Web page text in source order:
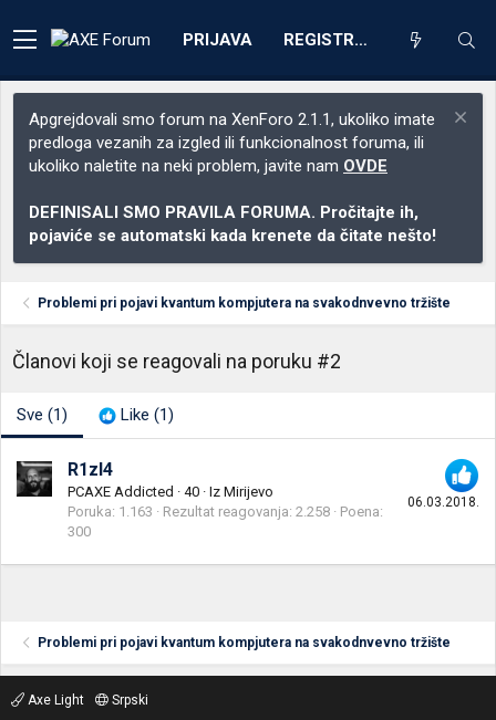
PRIJAVA REGISTRACIJA
Apgrejdovali smo forum na XenForo 2.1.1, ukoliko imate
predloga vezanih za izgled ili funkcionalnost foruma, ili
ukoliko naletite na neki problem, javite nam OVDE
DEFINISALI SMO PRAVILA FORUMA. Pročitajte ih,
pojaviće se automatski kada krenete da čitate nešto!
Problemi pri pojavi kvantum kompjutera na svakodnvevno tržište
Članovi koji se reagovali na poruku #2
Sve (1) Like (1)
06.03.2018.
R1zl4
PCAXE Addicted · 40 · Iz Mirijevo
Poruka 1.163 Rezultat reagovanja 2.258
Poena
300
Problemi pri pojavi kvantum kompjutera na svakodnvevno tržište
Axe Light
Srpski